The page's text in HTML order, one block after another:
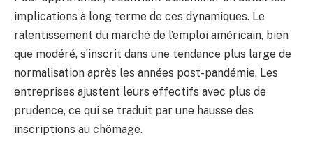
implications à long terme de ces dynamiques. Le
ralentissement du marché de l’emploi américain, bien
que modéré, s’inscrit dans une tendance plus large de
normalisation après les années post-pandémie. Les
entreprises ajustent leurs effectifs avec plus de
prudence, ce qui se traduit par une hausse des
inscriptions au chômage.